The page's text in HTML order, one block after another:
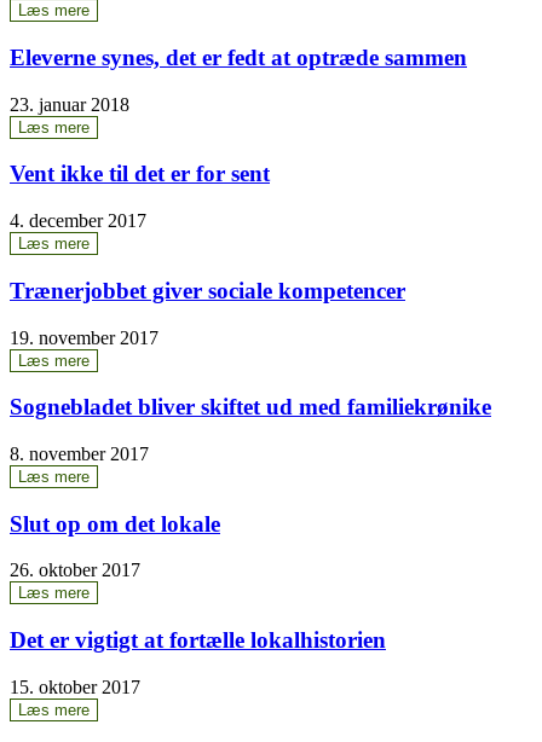
Læs mere
Ele­ver­ne synes, det er fedt at optræ­de sammen
23. januar 2018
Læs mere
Vent ikke til det er for sent
4. december 2017
Læs mere
Træ­nerjob­bet giver soci­a­le kompetencer
19. november 2017
Læs mere
Sog­ne­bla­det bli­ver skif­tet ud med familiekrønike
8. november 2017
Læs mere
Slut op om det lokale
26. oktober 2017
Læs mere
Det er vig­tigt at for­tæl­le lokalhistorien
15. oktober 2017
Læs mere